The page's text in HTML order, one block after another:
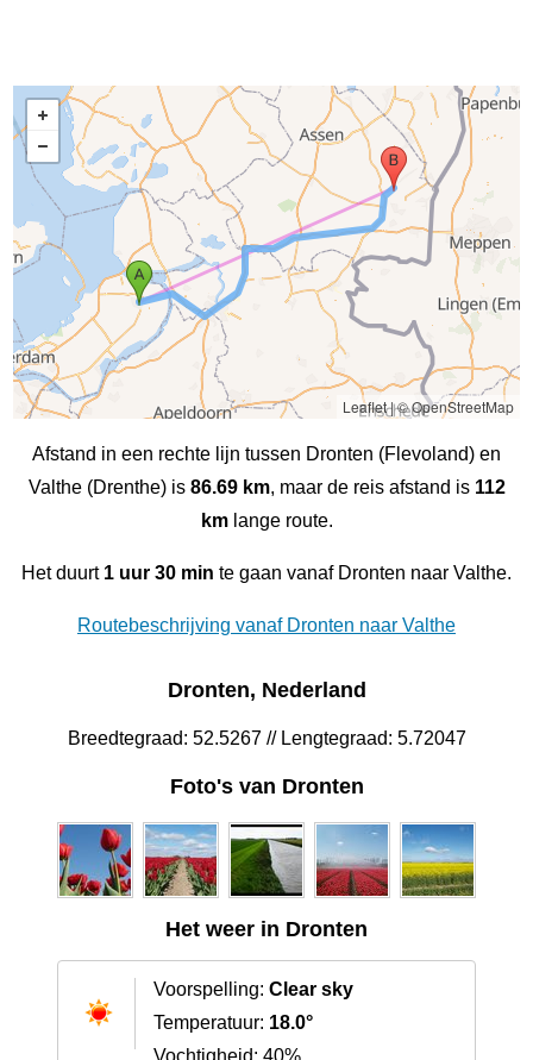
Leaflet|© OpenStreetMap
Afstand in een rechte lijn tussen Dronten (Flevoland) en
Valthe (Drenthe) is 86.69 km, maar de reis afstand is 112
kmlange route.
Het duurt 1 uur 30 min te gaan vanaf Dronten naar Valthe.
Routebeschrijving vanaf Dronten naar Valthe
Dronten, Nederland
Breedtegraad: 52.5267 // Lengtegraad: 5.72047
Foto's van Dronten
Het weer in Dronten
Voorspelling: Clear sky
Temperatuur: 18.0°